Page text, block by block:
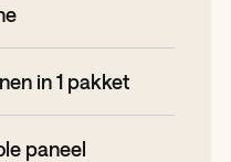
in 1 pakket
paneel